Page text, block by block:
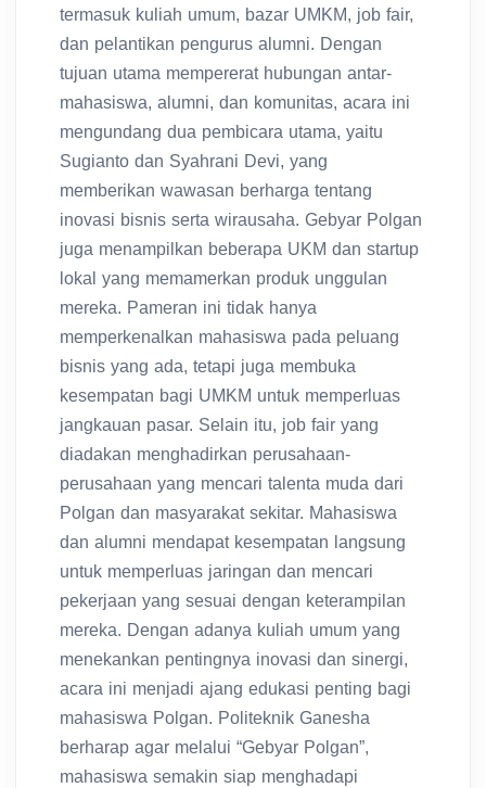
termasuk kuliah umum, bazar UMKM, job fair,
dan pelantikan pengurus alumni. Dengan
tujuan utama mempererat hubungan antar-
mahasiswa, alumni, dan komunitas, acara ini
mengundang dua pembicara utama, yaitu
Sugianto dan Syahrani Devi, yang
memberikan wawasan berharga tentang
inovasi bisnis serta wirausaha. Gebyar Polgan
juga menampilkan beberapa UKM dan startup
lokal yang memamerkan produk unggulan
mereka. Pameran ini tidak hanya
memperkenalkan mahasiswa pada peluang
bisnis yang ada, tetapi juga membuka
kesempatan bagi UMKM untuk memperluas
jangkauan pasar. Selain itu, job fair yang
diadakan menghadirkan perusahaan-
perusahaan yang mencari talenta muda dari
Polgan dan masyarakat sekitar. Mahasiswa
dan alumni mendapat kesempatan langsung
untuk memperluas jaringan dan mencari
pekerjaan yang sesuai dengan keterampilan
mereka. Dengan adanya kuliah umum yang
menekankan pentingnya inovasi dan sinergi,
acara ini menjadi ajang edukasi penting bagi
mahasiswa Polgan. Politeknik Ganesha
berharap agar melalui “Gebyar Polgan”,
mahasiswa semakin siap menghadapi